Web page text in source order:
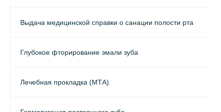
Выдача медицинской справки о санации полости рта
Глубокое фторирование эмали зуба
Лечебная прокладка (МТА)